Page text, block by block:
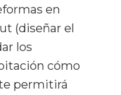
en
(diseñar el
los
cómo
permitirá